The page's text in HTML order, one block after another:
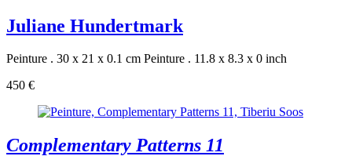
Juliane Hundertmark
Peinture . 30 x 21 x 0.1 cm Peinture . 11.8 x 8.3 x 0 inch
450 €
Complementary Patterns 11